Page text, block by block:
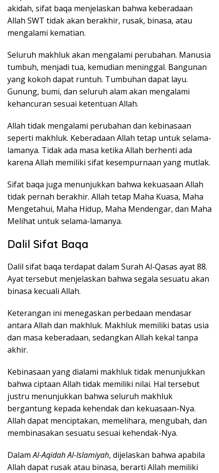
akidah, sifat baqa menjelaskan bahwa keberadaan
Allah SWT tidak akan berakhir, rusak, binasa, atau
mengalami kematian.
Seluruh makhluk akan mengalami perubahan. Manusia
tumbuh, menjadi tua, kemudian meninggal. Bangunan
yang kokoh dapat runtuh. Tumbuhan dapat layu.
Gunung, bumi, dan seluruh alam akan mengalami
kehancuran sesuai ketentuan Allah.
Allah tidak mengalami perubahan dan kebinasaan
seperti makhluk. Keberadaan Allah tetap untuk selama-
lamanya. Tidak ada masa ketika Allah berhenti ada
karena Allah memiliki sifat kesempurnaan yang mutlak.
Sifat baqa juga menunjukkan bahwa kekuasaan Allah
tidak pernah berakhir. Allah tetap Maha Kuasa, Maha
Mengetahui, Maha Hidup, Maha Mendengar, dan Maha
Melihat untuk selama-lamanya.
Dalil Sifat Baqa
Dalil sifat baqa terdapat dalam Surah Al-Qasas ayat 88.
Ayat tersebut menjelaskan bahwa segala sesuatu akan
binasa kecuali Allah.
Keterangan ini menegaskan perbedaan mendasar
antara Allah dan makhluk. Makhluk memiliki batas usia
dan masa keberadaan, sedangkan Allah kekal tanpa
akhir.
Kebinasaan yang dialami makhluk tidak menunjukkan
bahwa ciptaan Allah tidak memiliki nilai. Hal tersebut
justru menunjukkan bahwa seluruh makhluk
bergantung kepada kehendak dan kekuasaan-Nya.
Allah dapat menciptakan, memelihara, mengubah, dan
membinasakan sesuatu sesuai kehendak-Nya.
DalamAl-Aqidah Al-Islamiyah, dijelaskan bahwa apabila
Allah dapat rusak atau binasa, berarti Allah memiliki